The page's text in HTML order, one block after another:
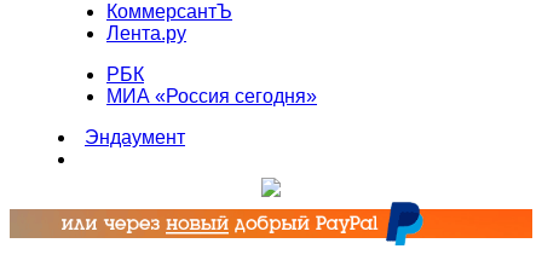
КоммерсантЪ
Лента.ру
РБК
МИА «Россия сегодня»
Эндаумент